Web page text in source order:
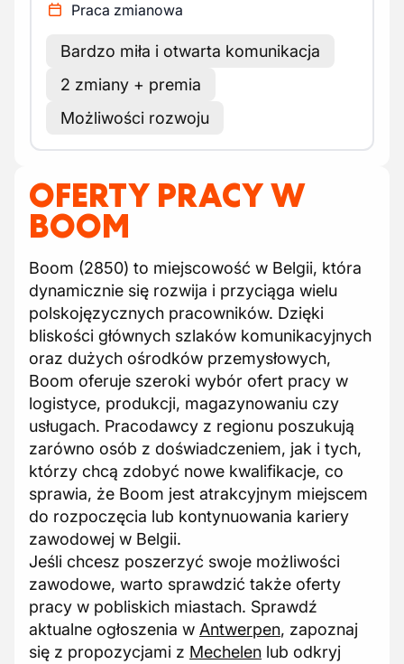
Praca zmianowa
Bardzo miła i otwarta komunikacja
2 zmiany + premia
Możliwości rozwoju
OFERTY PRACY W
BOOM
Boom (2850) to miejscowość w Belgii, która
dynamicznie się rozwija i przyciąga wielu
polskojęzycznych pracowników. Dzięki
bliskości głównych szlaków komunikacyjnych
oraz dużych ośrodków przemysłowych,
Boom oferuje szeroki wybór ofert pracy w
logistyce, produkcji, magazynowaniu czy
usługach. Pracodawcy z regionu poszukują
zarówno osób z doświadczeniem, jak i tych,
którzy chcą zdobyć nowe kwalifikacje, co
sprawia, że Boom jest atrakcyjnym miejscem
do rozpoczęcia lub kontynuowania kariery
zawodowej w Belgii.
Jeśli chcesz poszerzyć swoje możliwości
zawodowe, warto sprawdzić także oferty
pracy w pobliskich miastach. Sprawdź
aktualne ogłoszenia w Antwerpen, zapoznaj
się z propozycjami z Mechelen lub odkryj